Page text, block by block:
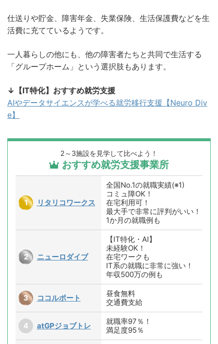
仕送りや貯金、障害年金、失業保険、生活保護費などを生
活費に充てているようです。
一人暮らしの他にも、他の障害者たちと共同で生活する
「グループホーム」という選択肢もあります。
↓【IT特化】おすすめ就労支援
AIやデータサイエンスが学べる就労移行支援【Neuro Div
e】
2～3施設を見学して比べよう！
おすすめ就労支援事業所
リタリコワークス
全国No.1の就職実績(※1)
コミュ障OK！
在宅利用可！
最大手で非常に評判がいい！
1か月の就職例も
ニューロダイブ
【IT特化・AI】
未経験OK！
在宅ワークも
IT系の就職に非常に強い！
年収500万の例も
ココルポート
昼食無料
交通費支給
atGPジョブトレ
就職率97％！
満足度95％